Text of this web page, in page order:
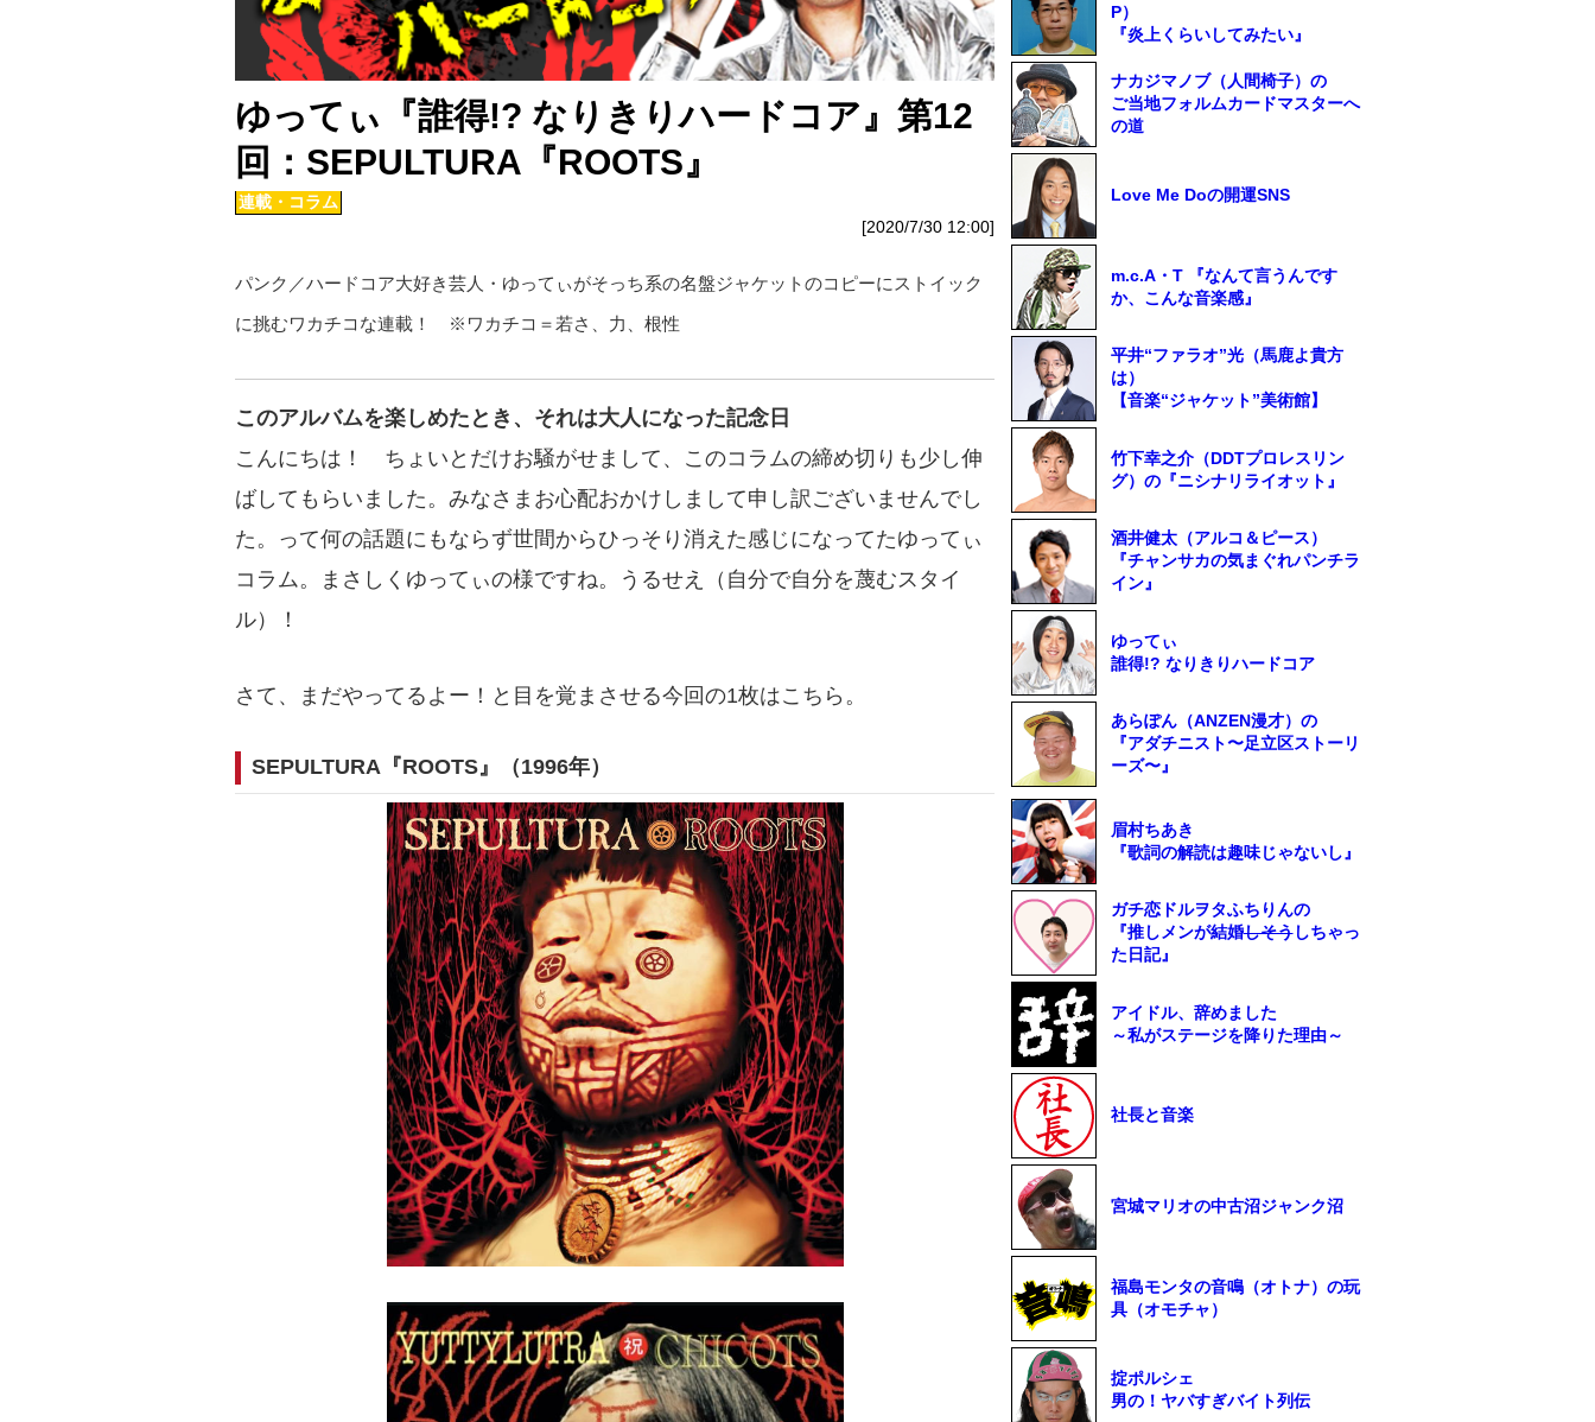
ゆってぃ『誰得!? なりきりハードコア』第12
回：SEPULTURA『ROOTS』
連載・コラム
[2020/7/30 12:00]
パンク／ハードコア大好き芸人・ゆってぃがそっち系の名盤ジャケットのコピーにストイック
に挑むワカチコな連載！ ※ワカチコ＝若さ、力、根性
このアルバムを楽しめたとき、それは大人になった記念日
こんにちは！ ちょいとだけお騒がせまして、このコラムの締め切りも少し伸
ばしてもらいました。みなさまお心配おかけしまして申し訳ございませんでし
た。って何の話題にもならず世間からひっそり消えた感じになってたゆってぃ
コラム。まさしくゆってぃの様ですね。うるせえ（自分で自分を蔑むスタイ
ル）！
さて、まだやってるよー！と目を覚まさせる今回の1枚はこちら。
SEPULTURA『ROOTS』（1996年）
P）
『炎上くらいしてみたい』
ナカジマノブ（人間椅子）の
ご当地フォルムカードマスターへ
の道
Love Me Doの開運SNS
m.c.A・T 『なんて言うんです
か、こんな音楽感』
平井“ファラオ”光（馬鹿よ貴方
は）
【音楽“ジャケット”美術館】
竹下幸之介（DDTプロレスリン
グ）の『ニシナリライオット』
酒井健太（アルコ＆ピース）
『チャンサカの気まぐれパンチラ
イン』
ゆってぃ
誰得!? なりきりハードコア
あらぽん（ANZEN漫才）の
『アダチニスト〜足立区ストーリ
ーズ〜』
眉村ちあき
『歌詞の解読は趣味じゃないし』
ガチ恋ドルヲタふちりんの
『推しメンが結婚しそうしちゃっ
た日記』
アイドル、辞めました
～私がステージを降りた理由～
社長と音楽
宮城マリオの中古沼ジャンク沼
福島モンタの音鳴（オトナ）の玩
具（オモチャ）
掟ポルシェ
男の！ヤバすぎバイト列伝